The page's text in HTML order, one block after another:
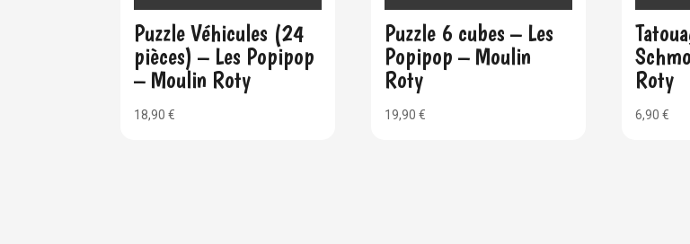
Puzzle Véhicules (24
pièces) – Les Popipop
– Moulin Roty
18,90€
Puzzle 6 cubes – Les
Popipop – Moulin
Roty
19,90€
Roty
6,90€